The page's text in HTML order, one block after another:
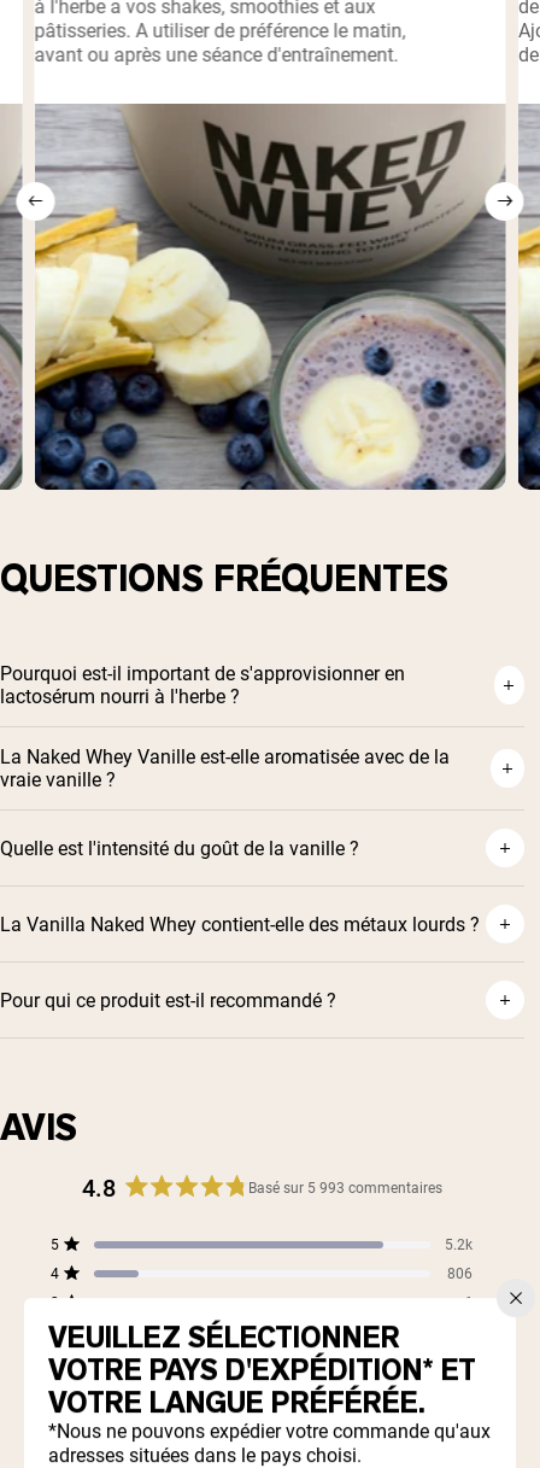
à l'herbe a vos shakes, smoothies et aux
pâtisseries. A utiliser de préférence le matin,
avant ou après une séance d'entraînement.
QUESTIONS FRÉQUENTES
Pourquoi est-il important de s'approvisionner en
lactosérum nourri à l'herbe ?
La Naked Whey Vanille est-elle aromatisée avec de la
vraie vanille ?
Quelle est l'intensité du goût de la vanille ?
La Vanilla Naked Whey contient-elle des métaux lourds ?
Pour qui ce produit est-il recommandé ?
AVIS
4.8
sur
étoiles
Basé sur 5 993 commentaires
5 5.2k
Total
des
évaluations
à
5
étoiles
:
5.2k
4 806
Total
des
avis
4
étoiles
:
806
3 6
Total
des
avis
3
étoiles
:
6
2
Classé sur 5 étoiles
Total
des
commentaires
2
étoiles
:
8
1
Classé sur 5 étoiles
19
Total
des
commentaires
1
étoile
:
19
99%
Je recommanderais ces produits
VEUILLEZ SÉLECTIONNER
VOTRE PAYS D'EXPÉDITION* ET
VOTRE LANGUE PRÉFÉRÉE.
*Nous ne pouvons expédier votre commande qu'aux
adresses situées dans le pays choisi.